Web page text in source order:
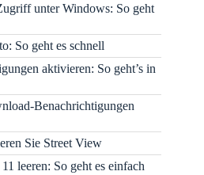
unter Windows: So geht
So geht es schnell
aktivieren: So geht’s in
Benachrichtigungen
Sie Street View
leeren: So geht es einfach